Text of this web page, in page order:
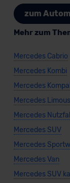
zum
Mehr zum
Mercedes Cabrio
Mercedes Kombi
Mercedes
Mercedes
Mercedes
Mercedes SUV
Mercedes
Mercedes Van
Mercedes SUV